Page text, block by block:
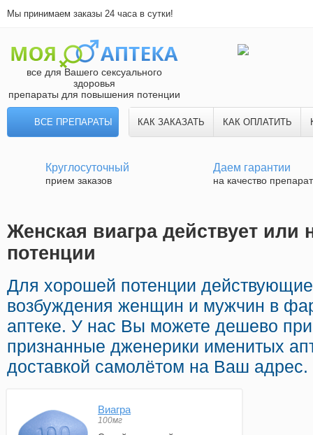
Мы принимаем заказы 24 часа в сутки!
все для Вашего сексуального
здоровья
препараты для повышения потенции
ВСЕ ПРЕПАРАТЫ КАК ЗАКАЗАТЬ КАК ОПЛАТИТЬ
Круглосуточный
прием заказов
Даем гарантии
на качество
Женская виагра действует или
потенции
Для хорошей потенции
возбуждения женщин и мужчин в
аптеке. У нас Вы можете дешево
признанные дженерики именитых
доставкой самолётом на Ваш адрес.
Виагра
100мг